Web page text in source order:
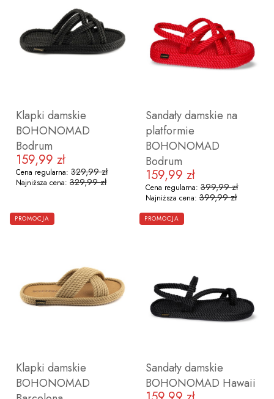
36 37 38 39 40 41
Klapki damskie
BOHONOMAD
Bodrum
Cena promocyjna
159,99 zł
Cena regularna: 329,99 zł
Najniższa cena: 329,99 zł
Sandały damskie na
platformie
BOHONOMAD
Bodrum
Cena promocyjna
159,99 zł
Cena regularna: 399,99 zł
Najniższa cena: 399,99 zł
ZOBACZ PRODUKT
36 37 38 39 40 41
PROMOCJA
Klapki damskie
BOHONOMAD
PROMOCJA
Sandały damskie
BOHONOMAD Hawaii